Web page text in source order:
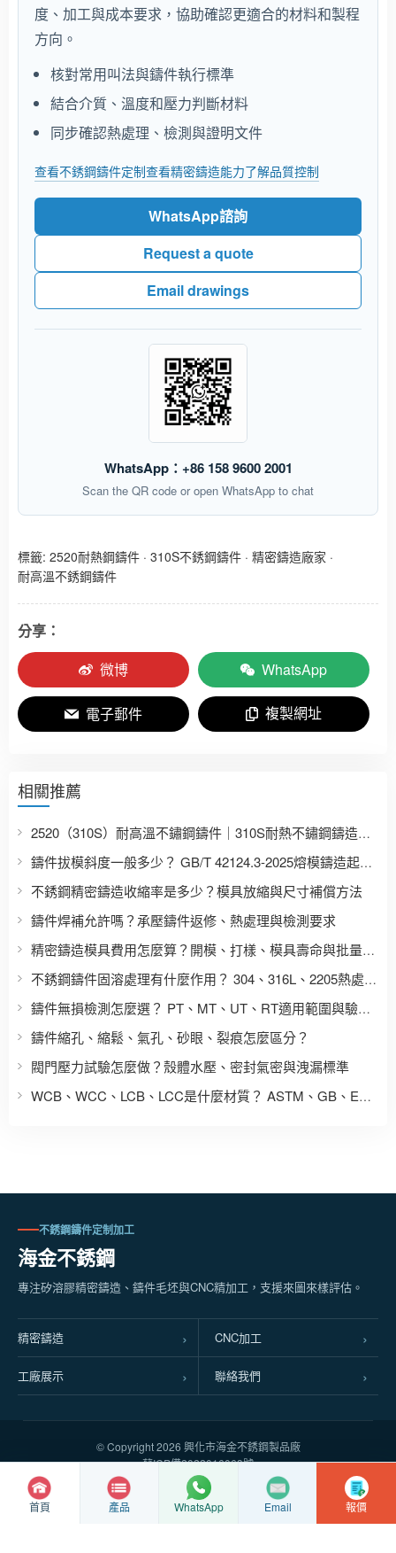
度、加工與成本要求，協助確認更適合的材料和製程
方向。
核對常用叫法與鑄件執行標準
結合介質、溫度和壓力判斷材料
同步確認熱處理、檢測與證明文件
查看不銹鋼鑄件定制查看精密鑄造能力了解品質控制
WhatsApp諮詢
Request a quote
Email drawings
WhatsApp：+86 158 9600 2001
Scan the QR code or open WhatsApp to chat
標籤: 2520耐熱鋼鑄件 · 310S不銹鋼鑄件 · 精密鑄造廠家 ·
耐高溫不銹鋼鑄件
分享：
微博
WhatsApp
電子郵件 複製網址
相關推薦
2520（310S）耐高溫不鏽鋼鑄件｜310S耐熱不鏽鋼鑄造件廠家
鑄件拔模斜度一般多少？ GB/T 42124.3-2025熔模鑄造起模斜度表
不銹鋼精密鑄造收縮率是多少？模具放縮與尺寸補償方法
鑄件焊補允許嗎？承壓鑄件返修、熱處理與檢測要求
精密鑄造模具費用怎麼算？開模、打樣、模具壽命與批量成本
不銹鋼鑄件固溶處理有什麼作用？ 304、316L、2205熱處理區別
鑄件無損檢測怎麼選？ PT、MT、UT、RT適用範圍與驗收要求
鑄件縮孔、縮鬆、氣孔、砂眼、裂痕怎麼區分？
閥門壓力試驗怎麼做？殼體水壓、密封氣密與洩漏標準
WCB、WCC、LCB、LCC是什麼材質？ ASTM、GB、EN、JIS鑄鋼牌號對照
不銹鋼鑄件定制加工
海金不銹鋼
專注矽溶膠精密鑄造、鑄件毛坯與CNC精加工，支援來圖來樣評估。
精密鑄造 CNC加工
工廠展示 聯絡我們
© Copyright2026 興化市海金不銹鋼製品廠
蘇ICP備2022016063號
蘇公網安備32128102010337號
首頁
產品 Email
WhatsApp 報價